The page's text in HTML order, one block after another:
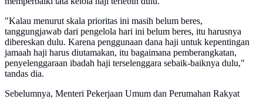
"Kalau menurut skala prioritas ini masih belum beres,
tanggungjawab dari pengelola hari ini belum beres, itu harusnya
dibereskan dulu. Karena penggunaan dana haji untuk kepentingan
jamaah haji harus diutamakan, itu bagaimana pemberangkatan,
penyelenggaraan ibadah haji terselenggara sebaik-baiknya dulu,"
tandas dia.
Sebelumnya, Menteri Pekerjaan Umum dan Perumahan Rakyat